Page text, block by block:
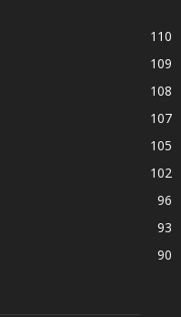
110
109
108
107
105
102
96
93
90